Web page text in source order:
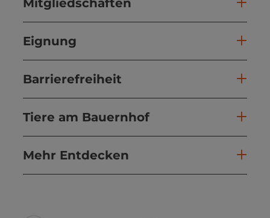
Eignung
Barrierefreiheit
Tiere am Bauernhof
Mehr Entdecken